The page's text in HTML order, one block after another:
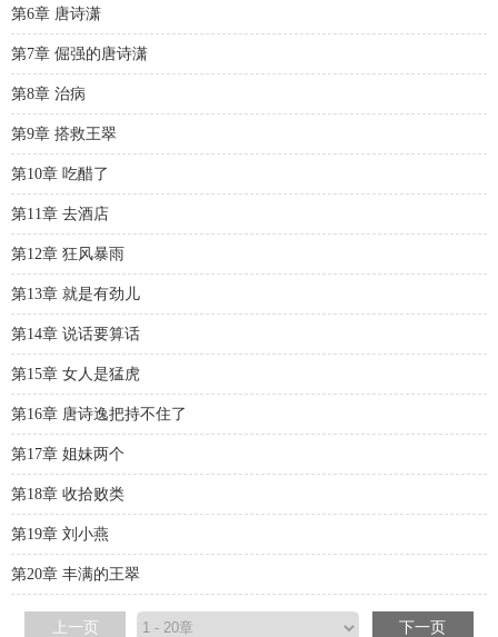
第6章 唐诗潇
第7章 倔强的唐诗潇
第8章 治病
第9章 搭救王翠
第10章 吃醋了
第11章 去酒店
第12章 狂风暴雨
第13章 就是有劲儿
第14章 说话要算话
第15章 女人是猛虎
第16章 唐诗逸把持不住了
第17章 姐妹两个
第18章 收拾败类
第19章 刘小燕
第20章 丰满的王翠
上一页 下一页